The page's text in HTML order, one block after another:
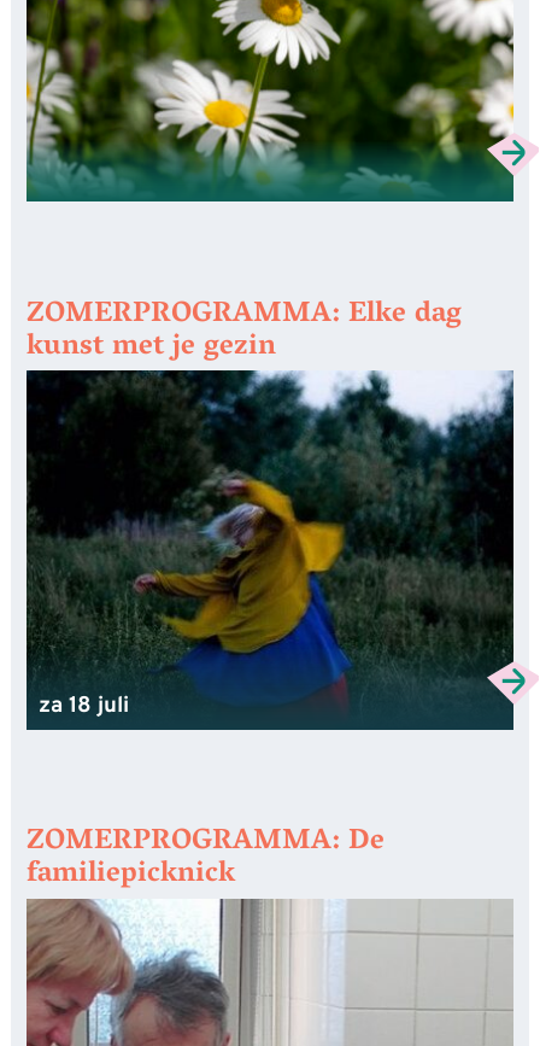
ZOMERPROGRAMMA: Elke dag
kunst met je gezin
za 18 juli
ZOMERPROGRAMMA: De
familiepicknick